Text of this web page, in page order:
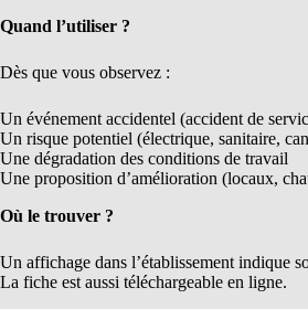
Quand l’utiliser ?
Dès que vous observez :
Un événement accidentel (accident de
Un risque potentiel (électrique, sanitaire,
Une dégradation des conditions de travail
Une proposition d’amélioration (locaux,
Où le trouver ?
Un affichage dans l’établissement indique
La fiche est aussi téléchargeable en ligne.